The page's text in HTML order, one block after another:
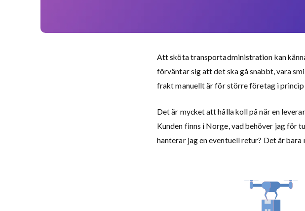
Att sköta transportadministration kan
förväntar sig att det ska gå snabbt, vara
frakt manuellt är för större företag i
Det är mycket att hålla koll på när en
Kunden finns i Norge, vad behöver jag
hanterar jag en eventuell retur? Det är bara